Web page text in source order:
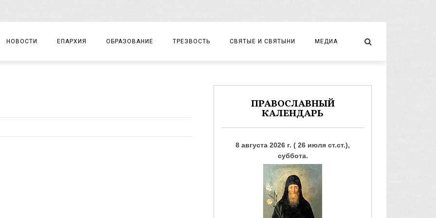
НОВОСТИ ЕПАРХИЯ
ДОКУМЕНТЫ
ЕПАРХИАЛЬНЫЕ ОТДЕЛЫ
ОБРАЗОВАНИЕ
ДЕТСКИЙ ТУРИЗМ
ТРЕЗВОСТЬ
ЗАМЕТКИ
СВЯТЫЕ И СВЯТЫНИ МЕДИА
ФОТО
ПРАВОСЛАВНЫЙ
КАЛЕНДАРЬ
8 августа 2026 г. ( 26 июля ст.ст.),
суббота.